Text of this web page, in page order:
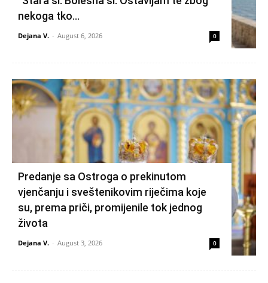
nekoga tko...
Dejana V. - August 6, 2026 0
Predanje sa Ostroga o prekinutom
vjenčanju i sveštenikovim riječima koje
su, prema priči, promijenile tok jednog
života
Dejana V. - August 3, 2026 0